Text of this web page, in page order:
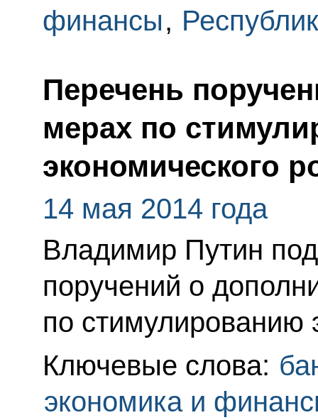
финансы,
Перечень
мерах по
экономического
14 мая 2014 года
Владимир Путин
поручений о
по стимулированию
Ключевые слова:
экономика и